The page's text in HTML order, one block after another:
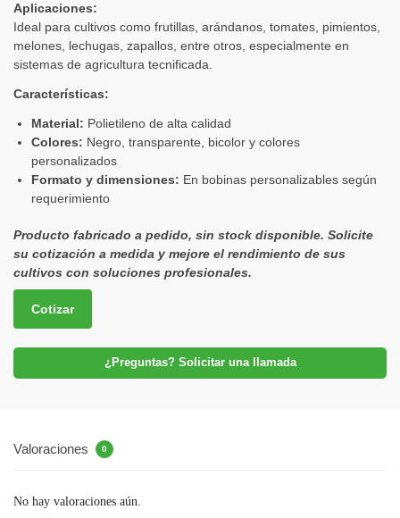
Aplicaciones:
Ideal para cultivos como frutillas, arándanos, tomates, pimientos,
melones, lechugas, zapallos, entre otros, especialmente en
sistemas de agricultura tecnificada.
Características:
Material: Polietileno de alta calidad
Colores: Negro, transparente, bicolor y colores
personalizados
Formato y dimensiones: En bobinas personalizables según
requerimiento
Producto fabricado a pedido, sin stock disponible. Solicite
su cotización a medida y mejore el rendimiento de sus
cultivos con soluciones profesionales.
Cotizar
¿Preguntas? Solicitar una llamada
Valoraciones 0
No hay valoraciones aún.